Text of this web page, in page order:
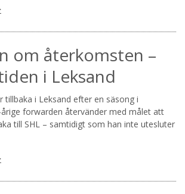
om återkomsten –
i Leksand
tillbaka i Leksand efter en säsong i
forwarden återvänder med målet att
till SHL – samtidigt som han inte utesluter